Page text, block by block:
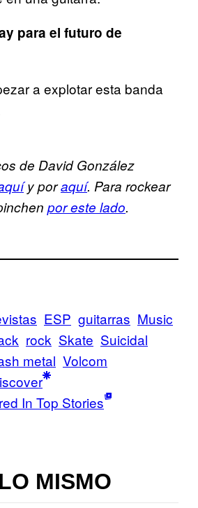
para el futuro de
a explotar esta banda
de David González
y poraquí. Para rockear
por este lado.
ESP guitarras Music
rock Skate Suicidal
metal Volcom
In Top Stories
MISMO